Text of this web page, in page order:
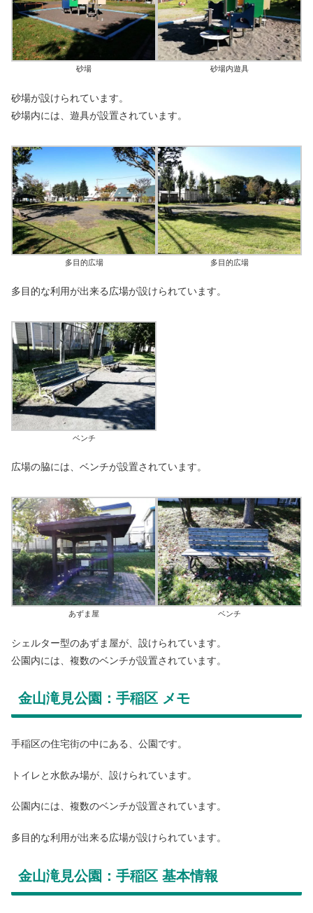
砂場 砂場内遊具
砂場が設けられています。
砂場内には、遊具が設置されています。
多目的広場 多目的広場
多目的な利用が出来る広場が設けられています。
ベンチ
広場の脇には、ベンチが設置されています。
あずま屋 ベンチ
シェルター型のあずま屋が、設けられています。
公園内には、複数のベンチが設置されています。
金山滝見公園：手稲区 メモ
手稲区の住宅街の中にある、公園です。
トイレと水飲み場が、設けられています。
公園内には、複数のベンチが設置されています。
多目的な利用が出来る広場が設けられています。
金山滝見公園：手稲区 基本情報